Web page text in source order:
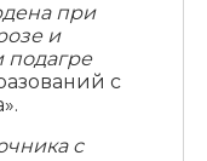
при
и
подагре
с
с